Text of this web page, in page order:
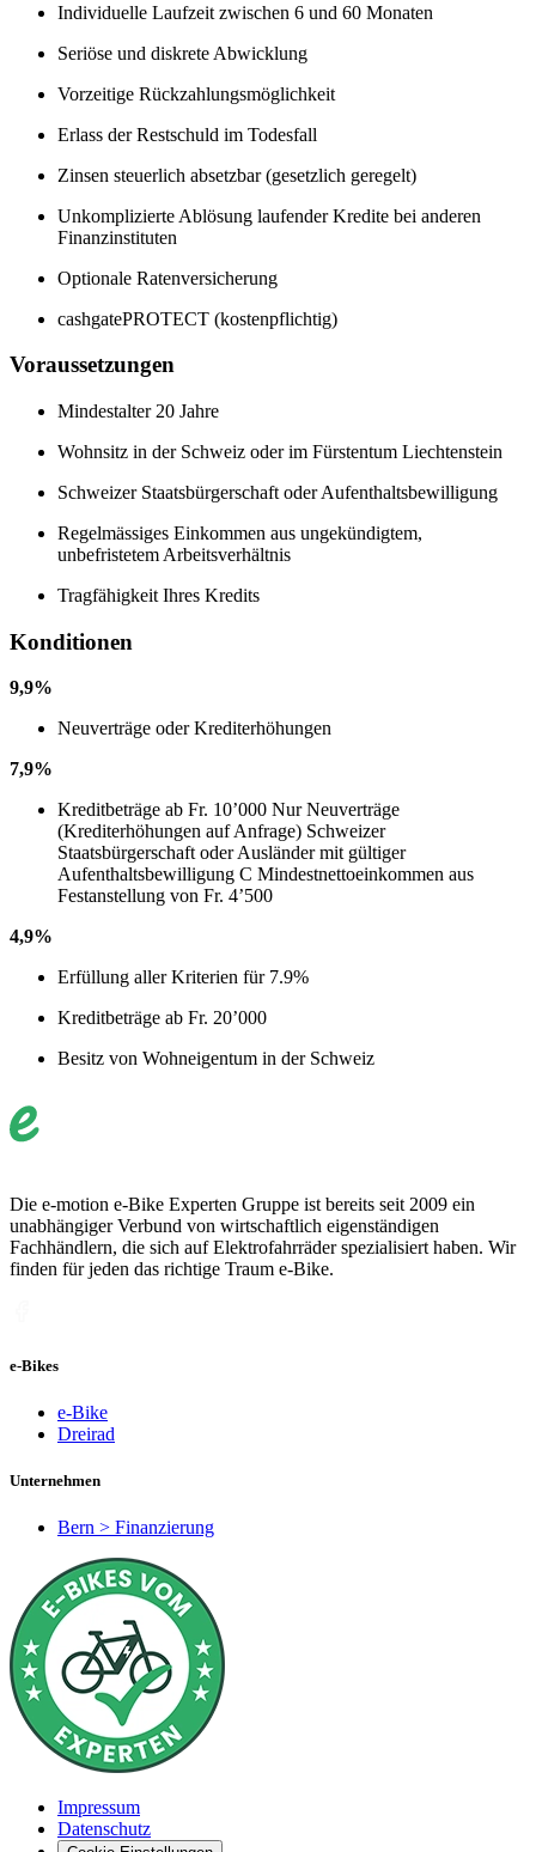
Individuelle Laufzeit zwischen 6 und 60 Monaten
Seriöse und diskrete Abwicklung
Vorzeitige Rückzahlungsmöglichkeit
Erlass der Restschuld im Todesfall
Zinsen steuerlich absetzbar (gesetzlich geregelt)
Unkomplizierte Ablösung laufender Kredite bei anderen
Finanzinstituten
Optionale Ratenversicherung
cashgatePROTECT (kostenpflichtig)
Voraussetzungen
Mindestalter 20 Jahre
Wohnsitz in der Schweiz oder im Fürstentum Liechtenstein
Schweizer Staatsbürgerschaft oder Aufenthaltsbewilligung
Regelmässiges Einkommen aus ungekündigtem,
unbefristetem Arbeitsverhältnis
Tragfähigkeit Ihres Kredits
Konditionen
9,9%
Neuverträge oder Krediterhöhungen
7,9%
Kreditbeträge ab Fr. 10’000 Nur Neuverträge
(Krediterhöhungen auf Anfrage) Schweizer
Staatsbürgerschaft oder Ausländer mit gültiger
Aufenthaltsbewilligung C Mindestnettoeinkommen aus
Festanstellung von Fr. 4’500
4,9%
Erfüllung aller Kriterien für 7.9%
Kreditbeträge ab Fr. 20’000
Besitz von Wohneigentum in der Schweiz
Die e-motion e-Bike Experten Gruppe ist bereits seit 2009 ein
unabhängiger Verbund von wirtschaftlich eigenständigen
Fachhändlern, die sich auf Elektrofahrräder spezialisiert haben. Wir
finden für jeden das richtige Traum e-Bike.
e-Bikes
e-Bike
Dreirad
Unternehmen
Bern > Finanzierung
Impressum
Datenschutz